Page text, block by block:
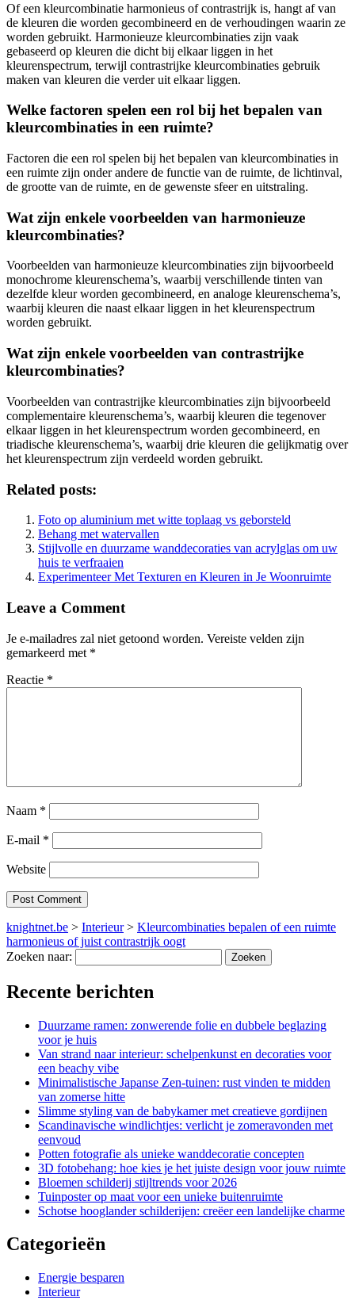
Of een kleurcombinatie harmonieus of contrastrijk is, hangt af van
de kleuren die worden gecombineerd en de verhoudingen waarin ze
worden gebruikt. Harmonieuze kleurcombinaties zijn vaak
gebaseerd op kleuren die dicht bij elkaar liggen in het
kleurenspectrum, terwijl contrastrijke kleurcombinaties gebruik
maken van kleuren die verder uit elkaar liggen.
Welke factoren spelen een rol bij het bepalen van
kleurcombinaties in een ruimte?
Factoren die een rol spelen bij het bepalen van kleurcombinaties in
een ruimte zijn onder andere de functie van de ruimte, de lichtinval,
de grootte van de ruimte, en de gewenste sfeer en uitstraling.
Wat zijn enkele voorbeelden van harmonieuze
kleurcombinaties?
Voorbeelden van harmonieuze kleurcombinaties zijn bijvoorbeeld
monochrome kleurenschema’s, waarbij verschillende tinten van
dezelfde kleur worden gecombineerd, en analoge kleurenschema’s,
waarbij kleuren die naast elkaar liggen in het kleurenspectrum
worden gebruikt.
Wat zijn enkele voorbeelden van contrastrijke
kleurcombinaties?
Voorbeelden van contrastrijke kleurcombinaties zijn bijvoorbeeld
complementaire kleurenschema’s, waarbij kleuren die tegenover
elkaar liggen in het kleurenspectrum worden gecombineerd, en
triadische kleurenschema’s, waarbij drie kleuren die gelijkmatig over
het kleurenspectrum zijn verdeeld worden gebruikt.
Related posts:
Foto op aluminium met witte toplaag vs geborsteld
Behang met watervallen
Stijlvolle en duurzame wanddecoraties van acrylglas om uw
huis te verfraaien
Experimenteer Met Texturen en Kleuren in Je Woonruimte
Leave a Comment
Je e-mailadres zal niet getoond worden. Vereiste velden zijn
gemarkeerd met *
Reactie *
Naam *
E-mail *
Website
knightnet.be > Interieur> Kleurcombinaties bepalen of een ruimte
harmonieus of juist contrastrijk oogt
Zoeken naar:
Recente berichten
Duurzame ramen: zonwerende folie en dubbele beglazing
voor je huis
Van strand naar interieur: schelpenkunst en decoraties voor
een beachy vibe
Minimalistische Japanse Zen-tuinen: rust vinden te midden
van zomerse hitte
Slimme styling van de babykamer met creatieve gordijnen
Scandinavische windlichtjes: verlicht je zomeravonden met
eenvoud
Potten fotografie als unieke wanddecoratie concepten
3D fotobehang: hoe kies je het juiste design voor jouw ruimte
Bloemen schilderij stijltrends voor 2026
Tuinposter op maat voor een unieke buitenruimte
Schotse hooglander schilderijen: creëer een landelijke charme
Categorieën
Energie besparen
Interieur